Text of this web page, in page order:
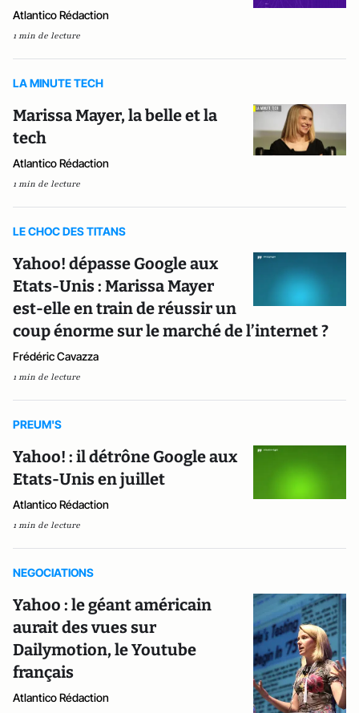
Atlantico Rédaction
1 min de lecture
LA MINUTE TECH
Marissa Mayer, la belle et la
tech
Atlantico Rédaction
1 min de lecture
LE CHOC DES TITANS
Yahoo! dépasse Google aux
Etats-Unis : Marissa Mayer
est-elle en train de réussir un
coup énorme sur le marché de l’internet ?
Frédéric Cavazza
1 min de lecture
PREUM'S
Yahoo! : il détrône Google aux
Etats-Unis en juillet
Atlantico Rédaction
1 min de lecture
NEGOCIATIONS
Yahoo : le géant américain
aurait des vues sur
Dailymotion, le Youtube
français
Atlantico Rédaction